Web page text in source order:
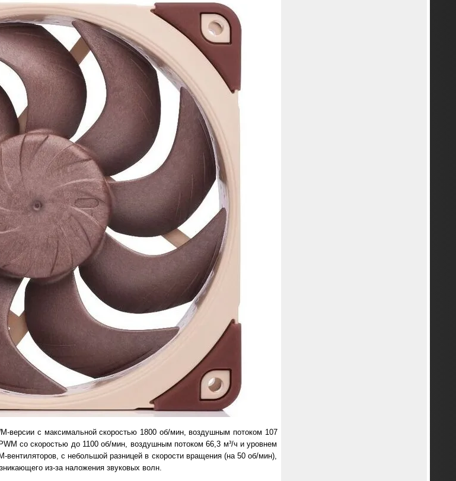
версии с максимальной скоростью 1800 об/мин, воздушным потоком 107
со скоростью до 1100 об/мин, воздушным потоком 66,3 м³/ч и уровнем
с небольшой разницей в скорости вращения (на 50 об/мин),
из-за наложения звуковых волн.